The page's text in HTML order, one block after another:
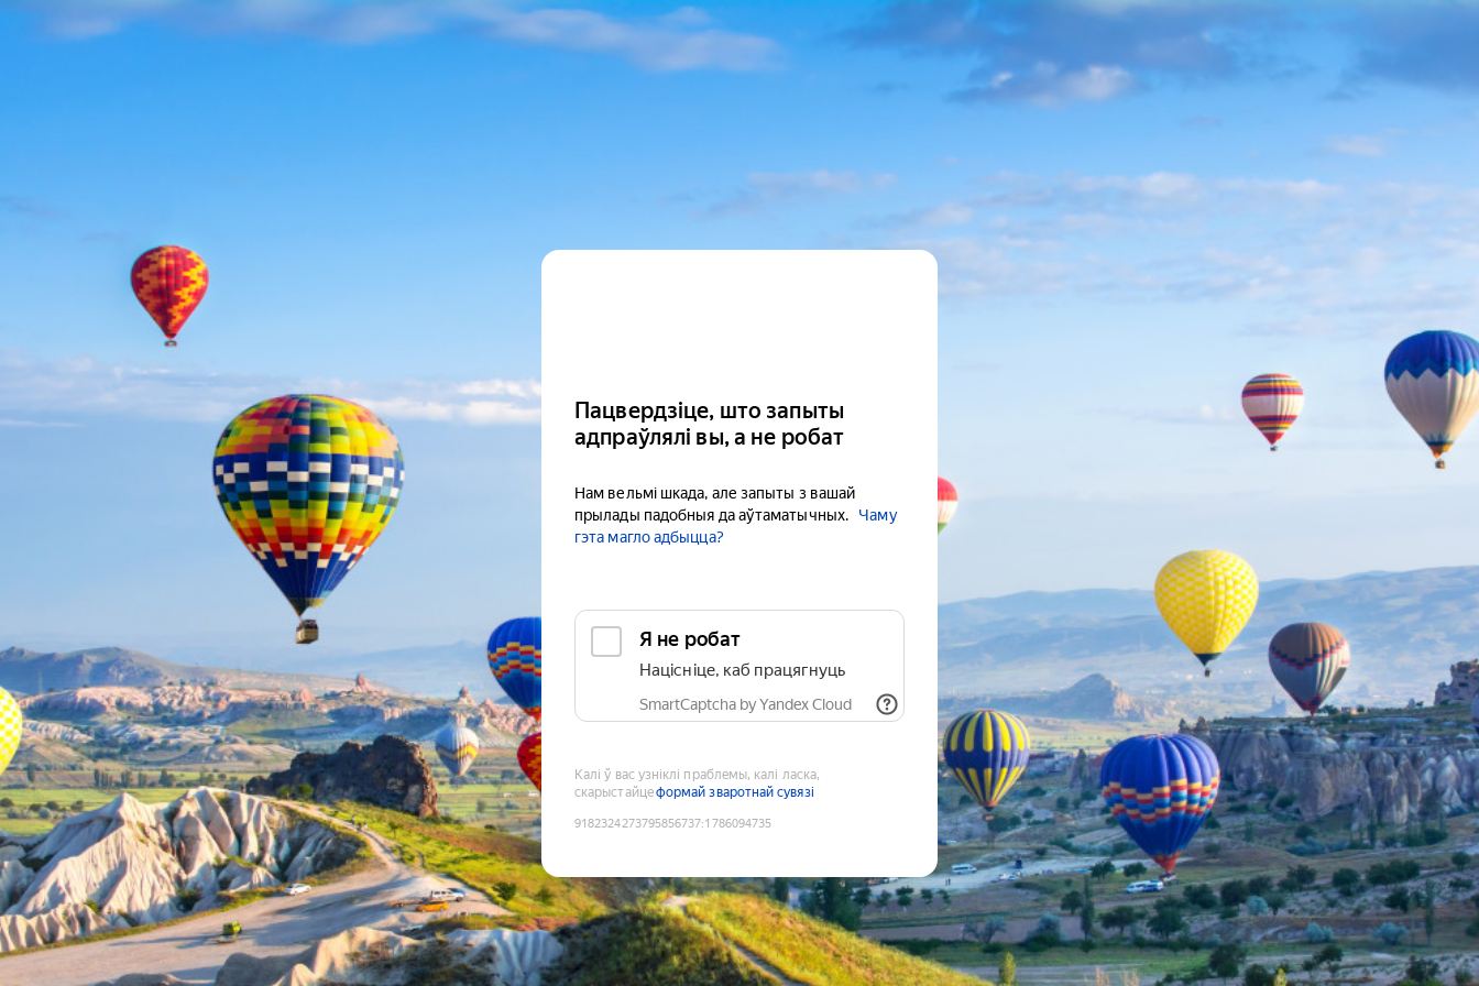
Пацвердзіце, што запыты
адпраўлялі вы, а не робат
Нам вельмі шкада, але запыты з вашай
прылады падобныя да аўтаматычных.
Чаму
гэта магло адбыцца?
Я не робат
Націсніце, каб працягнуць
SmartCaptcha by Yandex Cloud
Калі ў вас узніклі праблемы, калі ласка,
скарыстайцеформай зваротнай сувязі
9182324273795856737:1786094735